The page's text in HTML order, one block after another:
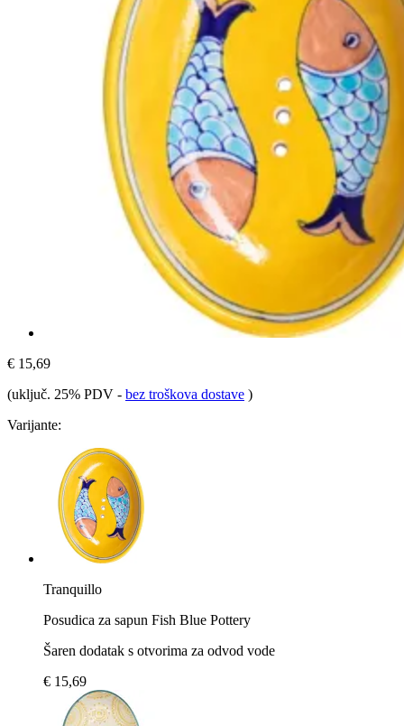
€ 15,69
(uključ. 25% PDV - bez troškova dostave )
Varijante:
Tranquillo
Posudica za sapun Fish Blue Pottery
Šaren dodatak s otvorima za odvod vode
€ 15,69